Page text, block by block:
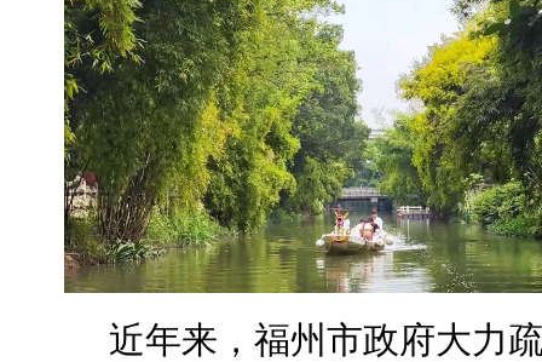
近年来，福州市政府大力疏